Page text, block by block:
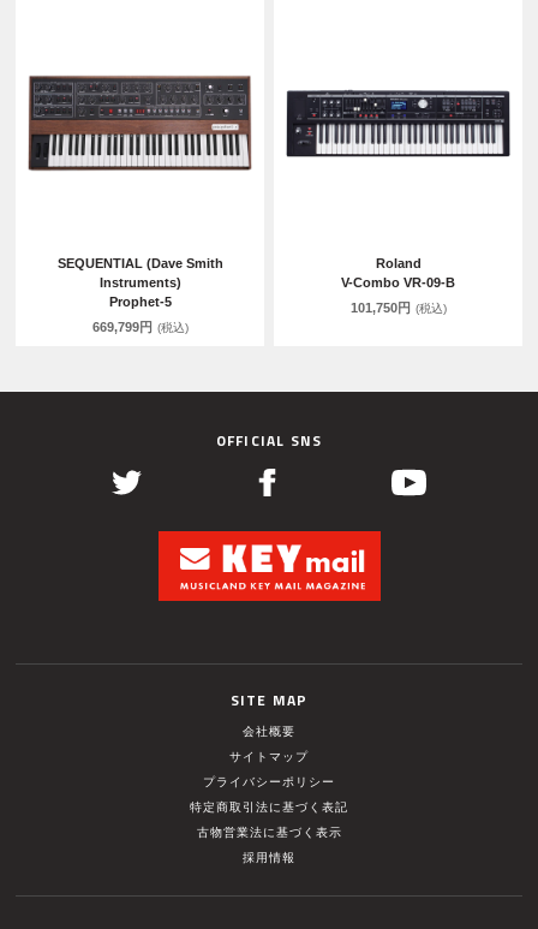
SEQUENTIAL (Dave Smith
Instruments)
Prophet-5
669,799円 (税込)
Roland
V-Combo VR-09-B
101,750円 (税込)
OFFICIAL SNS
SITE MAP
会社概要
サイトマップ
プライバシーポリシー
特定商取引法に基づく表記
古物営業法に基づく表示
採用情報